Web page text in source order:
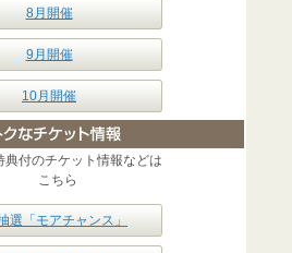
8月開催
9月開催
10月開催
典付のチケット情報などは
こちら
選「モアチャンス」